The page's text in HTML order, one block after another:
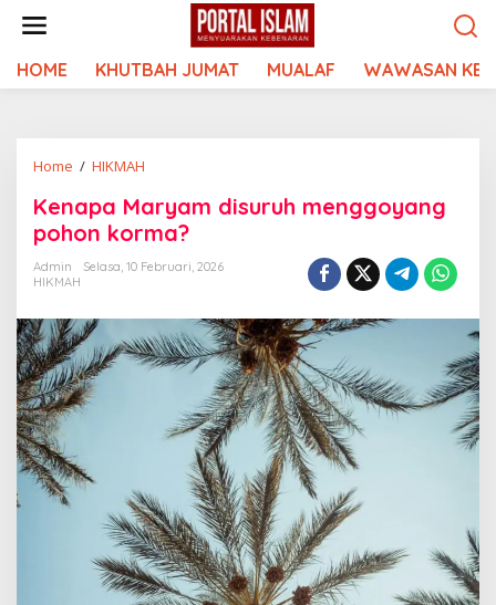
HOME KHUTBAH JUMAT MUALAF WAWASAN
Home / HIKMAH
disuruh
menggoyang
korma?
Kenapa Maryam disuruh menggoyang
pohon korma?
Admin
Selasa, 10 Februari, 2026
HIKMAH